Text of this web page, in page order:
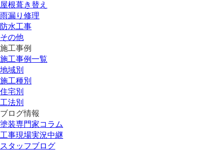
屋根葺き替え
雨漏り修理
防水工事
その他
施工事例
施工事例一覧
地域別
施工種別
住宅別
工法別
ブログ情報
塗装専門家コラム
工事現場実況中継
スタッフブログ